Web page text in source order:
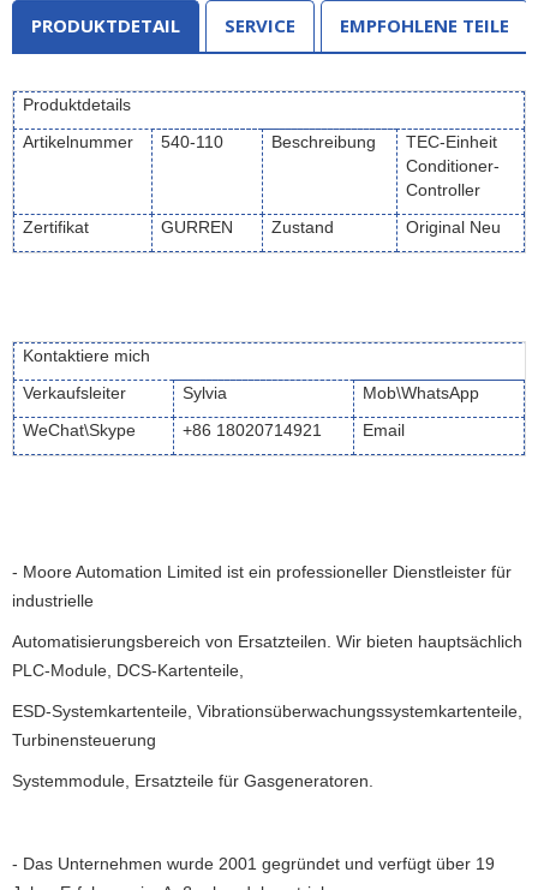
PRODUKTDETAIL SERVICE EMPFOHLENE TEILE
Produktdetails
Artikelnummer
540-110 Beschreibung
TEC-Einheit
Conditioner-
Controller
Zertifikat
GURREN Zustand Original Neu
Kontaktiere mich
Verkaufsleiter
Sylvia Mob\WhatsApp
WeChat\Skype
+86 18020714921 Email
- Moore Automation Limited ist ein professioneller Dienstleister für
industrielle
Automatisierungsbereich von Ersatzteilen. Wir bieten hauptsächlich
PLC-Module, DCS-Kartenteile,
ESD-Systemkartenteile, Vibrationsüberwachungssystemkartenteile,
Turbinensteuerung
Systemmodule, Ersatzteile für Gasgeneratoren.
- Das Unternehmen wurde 2001 gegründet und verfügt über 19